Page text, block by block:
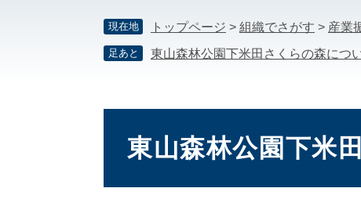
現在地 トップページ > 組織でさがす > 産業
足あと 東山森林公園下米田さくらの森につ
東山森林公園下米